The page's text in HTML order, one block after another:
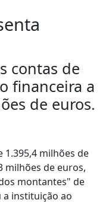
contas de
financeira a
de euros.
1.395,4 milhões de
milhões de euros,
montantes" de
instituição ao